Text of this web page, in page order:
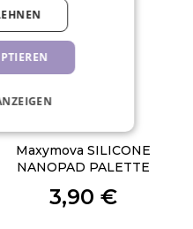
Maxymova SILICONE
NANOPAD PALETTE
3,90 €